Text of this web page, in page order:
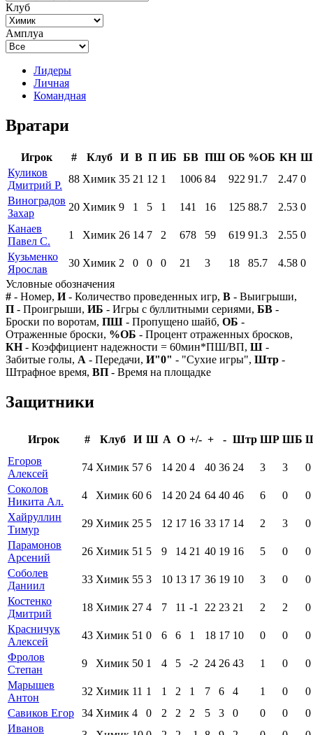
Клуб
Амплуа
Лидеры
Личная
Командная
Вратари
Игрок # Клуб И В П ИБ БВ ПШ ОБ %ОБ КН Ш
Куликов
Дмитрий Р.
88 Химик 35 21 12 1 1006 84 922 91.7 2.47 0
Виноградов
Захар
20 Химик 9 1 5 1 141 16 125 88.7 2.53 0
Канаев
Павел С.
1 Химик 26 14 7 2 678 59 619 91.3 2.55 0
Кузьменко
Ярослав
30 Химик 2 0 0 0 21 3 18 85.7 4.58 0
Условные обозначения
# - Номер, И- Количество проведенных игр, В - Выигрыши,
П - Проигрыши, ИБ - Игры с буллитными сериями, БВ -
Броски по воротам, ПШ - Пропущено шайб, ОБ -
Отраженные броски, %ОБ - Процент отраженных бросков,
КН- Коэффициент надежности = 60мин*ПШ/ВП, Ш -
Забитые голы, А - Передачи, И"0" - "Сухие игры", Штр -
Штрафное время, ВП - Время на площадке
Защитники
Игрок # Клуб И Ш А О +/- + - Штр ШР ШБ
Егоров
Алексей
74 Химик 57 6 14 20 4 40 36 24 3 3
0
Соколов
Никита Ал.
4 Химик 60 6 14 20 24 64 40 46 6 0
0
Хайруллин
Тимур
29 Химик 25 5 12 17 16 33 17 14 2 3
0
Парамонов
Арсений
26 Химик 51 5 9 14 21 40 19 16 5 0
0
Соболев
Даниил
33 Химик 55 3 10 13 17 36 19 10 3 0
0
Костенко
Дмитрий
18 Химик 27 4 7 11 -1 22 23 21 2 2
0
Красничук
Алексей
43 Химик 51 0 6 6 1 18 17 10 0 0
0
Фролов
Степан
9 Химик 50 1 4 5 -2 24 26 43 1 0
0
Марышев
Антон
32 Химик 11 1 1 2 1 7 6 4 1 0
0
Савиков Егор
34 Химик 4 0 2 2 2 5 3 0 0 0
0
Иванов